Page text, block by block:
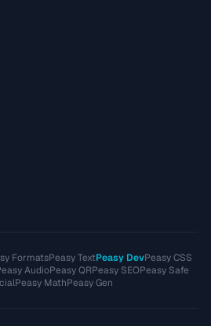
FormatsPeasy TextPeasy DevPeasy CSS
AudioPeasy QRPeasy SEOPeasy Safe
Peasy MathPeasy Gen